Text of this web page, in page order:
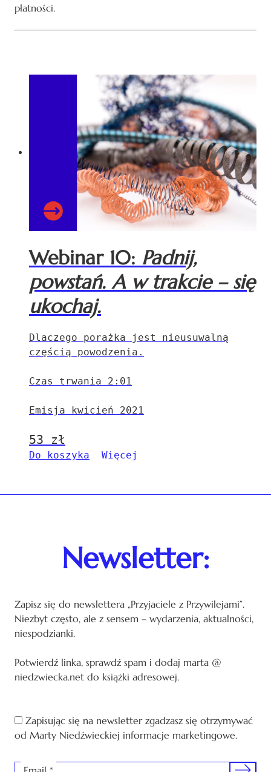
płatności.
Webinar 10: Padnij,
powstań. A w trakcie – się
ukochaj.
Dlaczego porażka jest nieusuwalną
częścią powodzenia.
Czas trwania 2:01
Emisja kwicień 2021
53 zł
Do koszyka Więcej
Newsletter:
Zapisz się do newslettera „Przyjaciele z Przywilejami”.
Niezbyt często, ale z sensem – wydarzenia, aktualności,
niespodzianki.
Potwierdź linka, sprawdź spam i dodaj marta @
niedzwiecka.net do książki adresowej.
Zapisując się na newsletter zgadzasz się otrzymywać
od Marty Niedźwieckiej informacje marketingowe.
Sign